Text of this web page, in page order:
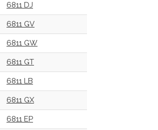
6811 DJ
6811 GV
6811 GW
6811 GT
6811 LB
6811 GX
6811 EP